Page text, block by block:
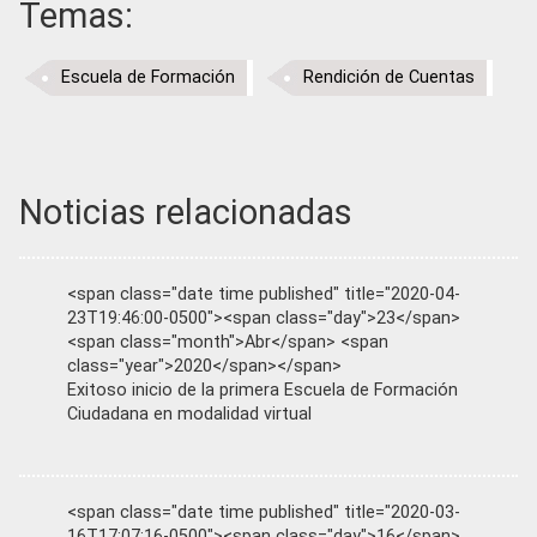
Temas:
Escuela de Formación Rendición de Cuentas
Noticias relacionadas
<span class="date time published" title="2020-04-
23T19:46:00-0500"><span class="day">23</span>
<span class="month">Abr</span> <span
class="year">2020</span></span>
Exitoso inicio de la primera Escuela de Formación
Ciudadana en modalidad virtual
<span class="date time published" title="2020-03-